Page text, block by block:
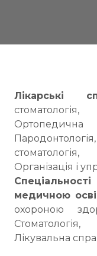
Лікарські
Ортопедична
Організація і
медичною
охороною
Лікувальна